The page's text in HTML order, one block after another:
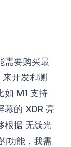
需要购买最
开发和测
如 M1 支持
幕的 XDR 亮
根据 无线光
功能，我需